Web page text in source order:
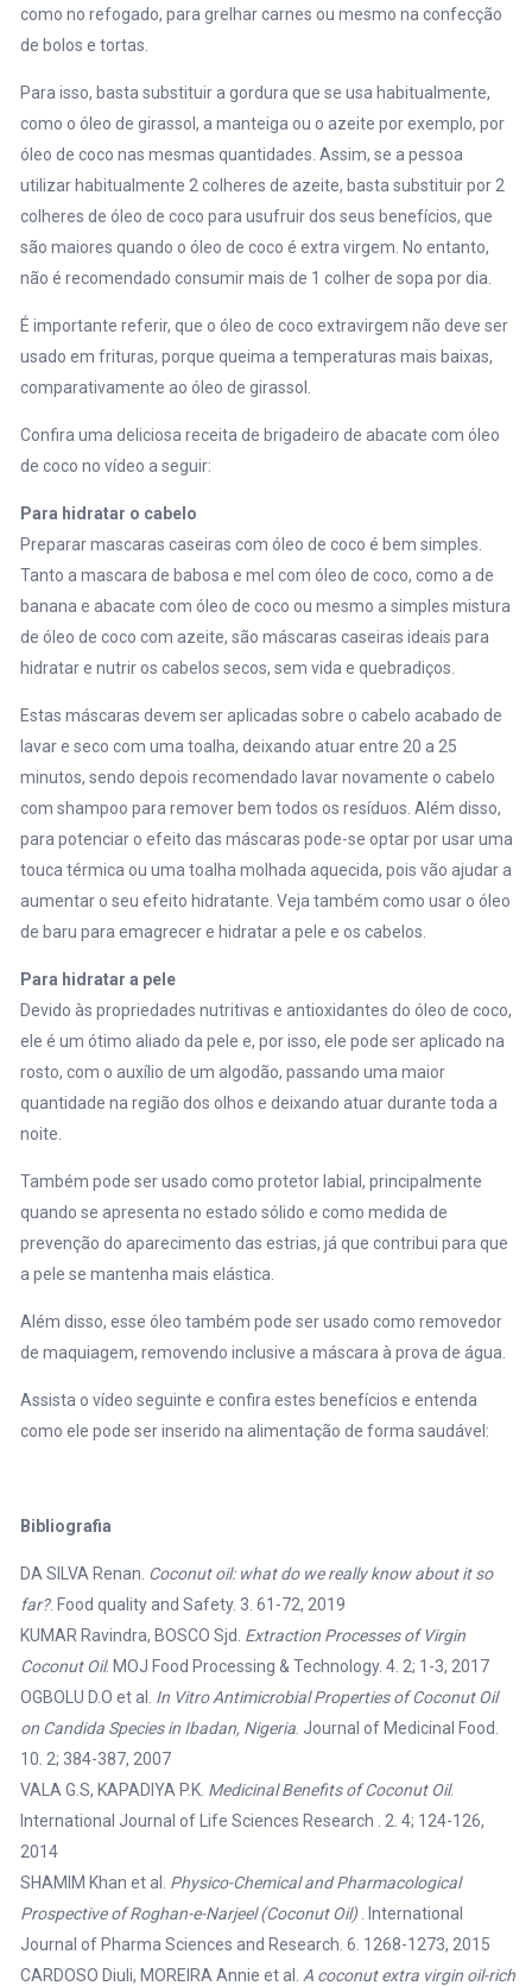
como no refogado, para grelhar carnes ou mesmo na confecção
de bolos e tortas.
Para isso, basta substituir a gordura que se usa habitualmente,
como o óleo de girassol, a manteiga ou o azeite por exemplo, por
óleo de coco nas mesmas quantidades. Assim, se a pessoa
utilizar habitualmente 2 colheres de azeite, basta substituir por 2
colheres de óleo de coco para usufruir dos seus benefícios, que
são maiores quando o óleo de coco é extra virgem. No entanto,
não é recomendado consumir mais de 1 colher de sopa por dia.
É importante referir, que o óleo de coco extravirgem não deve ser
usado em frituras, porque queima a temperaturas mais baixas,
comparativamente ao óleo de girassol.
Confira uma deliciosa receita de brigadeiro de abacate com óleo
de coco no vídeo a seguir:
Para hidratar o cabelo
Preparar mascaras caseiras com óleo de coco é bem simples.
Tanto a mascara de babosa e mel com óleo de coco, como a de
banana e abacate com óleo de coco ou mesmo a simples mistura
de óleo de coco com azeite, são máscaras caseiras ideais para
hidratar e nutrir os cabelos secos, sem vida e quebradiços.
Estas máscaras devem ser aplicadas sobre o cabelo acabado de
lavar e seco com uma toalha, deixando atuar entre 20 a 25
minutos, sendo depois recomendado lavar novamente o cabelo
com shampoo para remover bem todos os resíduos. Além disso,
para potenciar o efeito das máscaras pode-se optar por usar uma
touca térmica ou uma toalha molhada aquecida, pois vão ajudar a
aumentar o seu efeito hidratante. Veja também como usar o óleo
de baru para emagrecer e hidratar a pele e os cabelos
Para hidratar a pele
Devido às propriedades nutritivas e antioxidantes do óleo de coco,
ele é um ótimo aliado da pele e, por isso, ele pode ser aplicado na
rosto, com o auxílio de um algodão, passando uma maior
quantidade na região dos olhos e deixando atuar durante toda a
noite.
Também pode ser usado como protetor labial, principalmente
quando se apresenta no estado sólido e como medida de
prevenção do aparecimento das estrias, já que contribui para que
a pele se mantenha mais elástica.
Além disso, esse óleo também pode ser usado como removedor
de maquiagem, removendo inclusive a máscara à prova de água.
Assista o vídeo seguinte e confira estes benefícios e entenda
como ele pode ser inserido na alimentação de forma saudável:
Bibliografia
DA SILVA Renan. Coconut oil: what do we really know about it so
far?. Food quality and Safety. 3. 61-72, 2019
KUMAR Ravindra, BOSCO Sjd. Extraction Processes of Virgin
Coconut Oil. MOJ Food Processing & Technology. 4. 2; 1-3, 2017
OGBOLU D.O et al. In Vitro Antimicrobial Properties of Coconut Oil
on Candida Species in Ibadan, Nigeria. Journal of Medicinal Food.
10. 2; 384-387, 2007
VALA G.S, KAPADIYA P.K. Medicinal Benefits of Coconut Oil.
International Journal of Life Sciences Research . 2. 4; 124-126,
2014
SHAMIM Khan et al. Physico-Chemical and Pharmacological
Prospective of Roghan-e-Narjeel (Coconut Oil) . International
Journal of Pharma Sciences and Research. 6. 1268-1273, 2015
CARDOSO Diuli, MOREIRA Annie et al. A coconut extra virgin oil-rich